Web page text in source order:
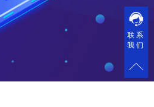
联系
我们